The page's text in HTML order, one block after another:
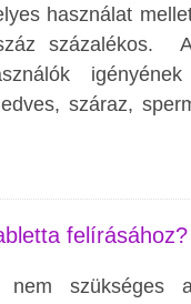
használat
százalékos.
száraz,
felírásához?
szükséges